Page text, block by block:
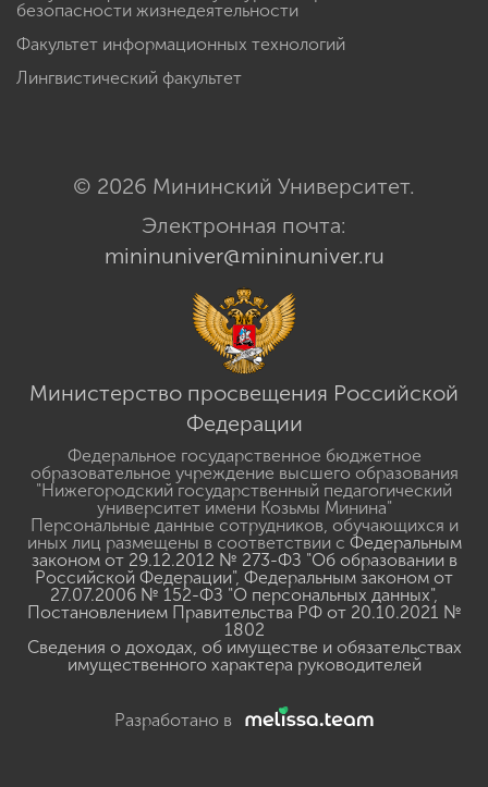
безопасности жизнедеятельности
Факультет информационных технологий
Лингвистический факультет
© 2026 Мининский Университет.
Электронная почта:
mininuniver@mininuniver.ru
Министерство просвещения Российской
Федерации
Федеральное государственное бюджетное
образовательное учреждение высшего образования
"Нижегородский государственный педагогический
университет имени Козьмы Минина"
Персональные данные сотрудников, обучающихся и
иных лиц размещены в соответствии с Федеральным
законом от 29.12.2012 № 273-ФЗ "Об образовании в
Российской Федерации", Федеральным законом от
27.07.2006 № 152-ФЗ "О персональных данных",
Постановлением Правительства РФ от 20.10.2021 №
1802
Сведения о доходах, об имуществе и обязательствах
имущественного характера руководителей
Разработано в